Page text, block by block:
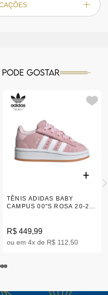
pode gostar
TÊNIS ADIDAS BABY
CAMPUS 00"S ROSA 20-25
R$ 449,99
ou em 4x de R$ 112,50